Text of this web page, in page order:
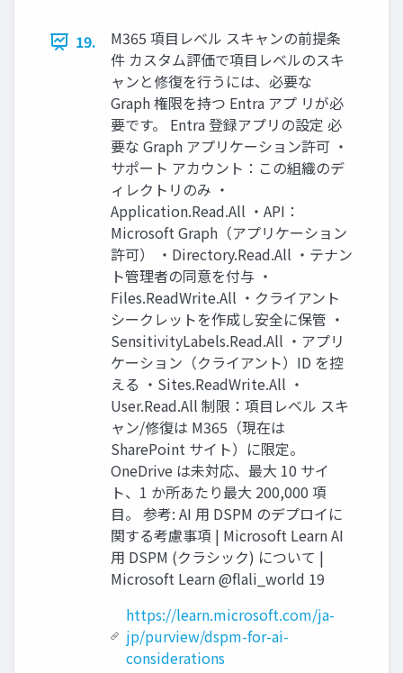
19.
M365 項目レベル スキャンの前提条
件 カスタム評価で項目レベルのスキ
ャンと修復を行うには、必要な
Graph 権限を持つ Entra アプ リが必
要です。 Entra 登録アプリの設定 必
要な Graph アプリケーション許可 ・
サポート アカウント：この組織のデ
ィレクトリのみ ・
Application.Read.All ・API：
Microsoft Graph（アプリケーション
許可） ・Directory.Read.All ・テナン
ト管理者の同意を付与 ・
Files.ReadWrite.All ・クライアント
シークレットを作成し安全に保管 ・
SensitivityLabels.Read.All ・アプリ
ケーション（クライアント）ID を控
える ・Sites.ReadWrite.All ・
User.Read.All 制限：項目レベル スキ
ャン/修復は M365（現在は
SharePoint サイト）に限定。
OneDrive は未対応、最大 10 サイ
ト、1 か所あたり最大 200,000 項
目。 参考: AI 用 DSPM のデプロイに
関する考慮事項 | Microsoft Learn AI
用 DSPM (クラシック) について |
Microsoft Learn @flali_world 19
https://learn.microsoft.com/ja-
jp/purview/dspm-for-ai-
considerations